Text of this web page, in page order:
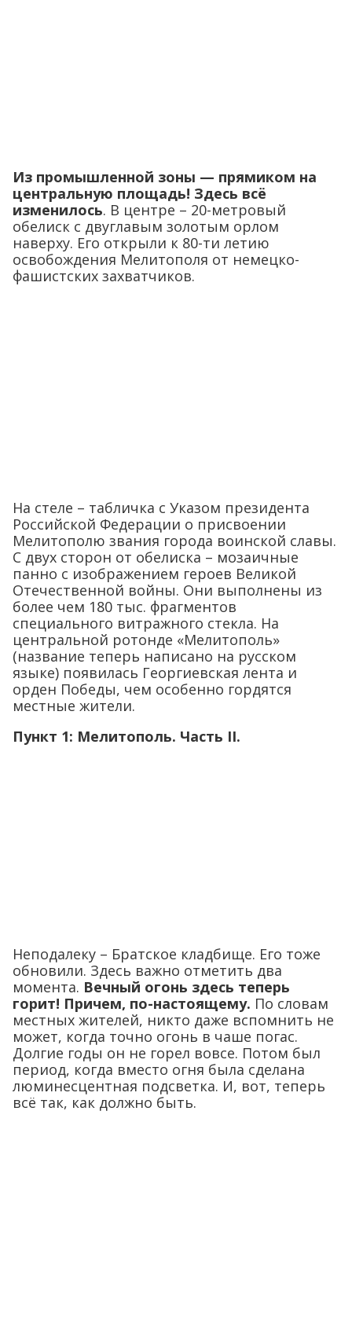
Из промышленной зоны — прямиком на
центральную площадь! Здесь всё
изменилось. В центре – 20-метровый
обелиск с двуглавым золотым орлом
наверху. Его открыли к 80-ти летию
освобождения Мелитополя от немецко-
фашистских захватчиков.
На стеле – табличка с Указом президента
Российской Федерации о присвоении
Мелитополю звания города воинской славы.
С двух сторон от обелиска – мозаичные
панно с изображением героев Великой
Отечественной войны. Они выполнены из
более чем 180 тыс. фрагментов
специального витражного стекла. На
центральной ротонде «Мелитополь»
(название теперь написано на русском
языке) появилась Георгиевская лента и
орден Победы, чем особенно гордятся
местные жители.
Пункт 1: Мелитополь. Часть II.
Неподалеку – Братское кладбище. Его тоже
обновили. Здесь важно отметить два
момента. Вечный огонь здесь теперь
горит! Причем, по-настоящему. По словам
местных жителей, никто даже вспомнить не
может, когда точно огонь в чаше погас.
Долгие годы он не горел вовсе. Потом был
период, когда вместо огня была сделана
люминесцентная подсветка. И, вот, теперь
всё так, как должно быть.